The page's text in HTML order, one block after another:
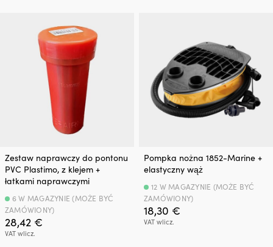
Zestaw naprawczy do pontonu
PVC Plastimo, z klejem +
łatkami naprawczymi
28,42 €
VAT wlicz.
6 W MAGAZYNIE (MOŻE BYĆ
ZAMÓWIONY)
Pompka nożna 1852-Marine +
elastyczny wąż
18,30 €
VAT wlicz.
12 W MAGAZYNIE (MOŻE BYĆ
ZAMÓWIONY)